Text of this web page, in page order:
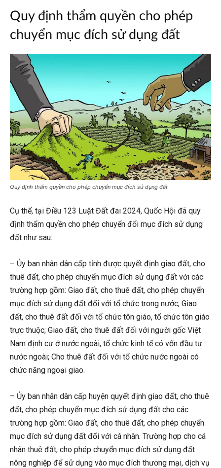
Quy định thẩm quyền cho phép
chuyển mục đích sử dụng đất
Quy định thẩm quyền cho phép chuyển mục đích sử dụng đất
Cụ thể, tại Điều 123 Luật Đất đai 2024, Quốc Hội đã quy
định thẩm quyền cho phép chuyển đổi mục đích sử dụng
đất như sau:
– Ủy ban nhân dân cấp tỉnh được quyết định giao đất, cho
thuê đất, cho phép chuyển mục đích sử dụng đất với các
trường hợp gồm: Giao đất, cho thuê đất, cho phép chuyển
mục đích sử dụng đất đối với tổ chức trong nước; Giao
đất, cho thuê đất đối với tổ chức tôn giáo, tổ chức tôn giáo
trực thuộc; Giao đất, cho thuê đất đối với người gốc Việt
Nam định cư ở nước ngoài, tổ chức kinh tế có vốn đầu tư
nước ngoài; Cho thuê đất đối với tổ chức nước ngoài có
chức năng ngoại giao.
– Ủy ban nhân dân cấp huyện quyết định giao đất, cho thuê
đất, cho phép chuyển mục đích sử dụng đất cho các
trường hợp gồm: Giao đất, cho thuê đất, cho phép chuyển
mục đích sử dụng đất đối với cá nhân. Trường hợp cho cá
nhân thuê đất, cho phép chuyển mục đích sử dụng đất
nông nghiệp để sử dụng vào mục đích thương mại, dịch vụ